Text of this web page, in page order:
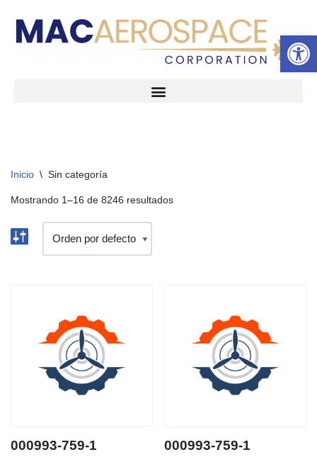
Abrir
Inicio \ Sin categoría
Mostrando 1–16 de 8246 resultados
000993-759-1 000993-759-1